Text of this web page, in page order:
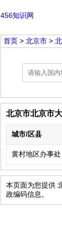
456知识网
首页 > 北京市 >
北京市北京市
城市/区县
黄村地区办事处
本页面为您提供
政编码信息。